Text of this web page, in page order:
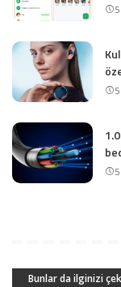
Bunlar da ilginizi